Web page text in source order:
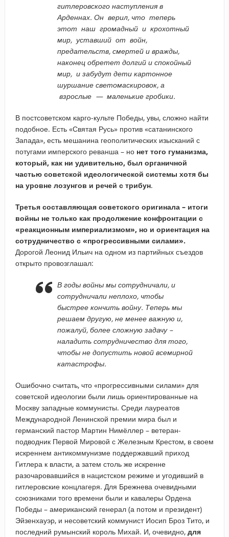
гитлеровского наступления в
Арденнах. Он верил, что теперь
этот наш громадный и крохотный
мир, уставший от войн,
предательств, смертей и вражды,
наконец обретет долгий и спокойный
мир, и забудут дети картонное
шуршание светомаскировок, а
взрослые — маленькие гробики.
В постсоветском карго-культе Победы, увы, сложно найти
подобное. Есть «Святая Русь» против «сатанинского
Запада», есть мешанина геополитических изысканий с
потугами имперского реванша – но нет того гуманизма,
который, как ни удивительно, был органичной
частью советской идеологической системы хотя бы
на уровне лозунгов и речей с трибун.
Третья составляющая советского оригинала – итоги
войны не только как продолжение конфронтации с
«реакционным империализмом», но и ориентация на
сотрудничество с «прогрессивными силами».
Дорогой Леонид Ильич на одном из партийных съездов
открыто провозглашал:
В годы войны мы сотрудничали, и
сотрудничали неплохо, чтобы
быстрее кончить войну. Теперь мы
решаем другую, не менее важную и,
пожалуй, более сложную задачу –
наладить сотрудничество для того,
чтобы не допустить новой всемирной
катастрофы.
Ошибочно считать, что «прогрессивными силами» для
советской идеологии были лишь ориентированные на
Москву западные коммунисты. Среди лауреатов
Международной Ленинской премии мира был и
германский пастор Мартин Нимёллер – ветеран-
подводник Первой Мировой с Железным Крестом, в своем
искреннем антикоммунизме поддержавший приход
Гитлера к власти, а затем столь же искренне
разочаровавшийся в нацистском режиме и угодивший в
гитлеровские концлагеря. Для Брежнева очевидными
союзниками того времени были и кавалеры Ордена
Победы – американский генерал (а потом и президент)
Эйзенхауэр, и несоветский коммунист Иосип Броз Тито, и
последний румынский король Михай. И, очевидно, для